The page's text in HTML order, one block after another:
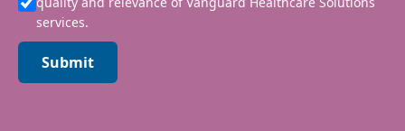
services.
Submit